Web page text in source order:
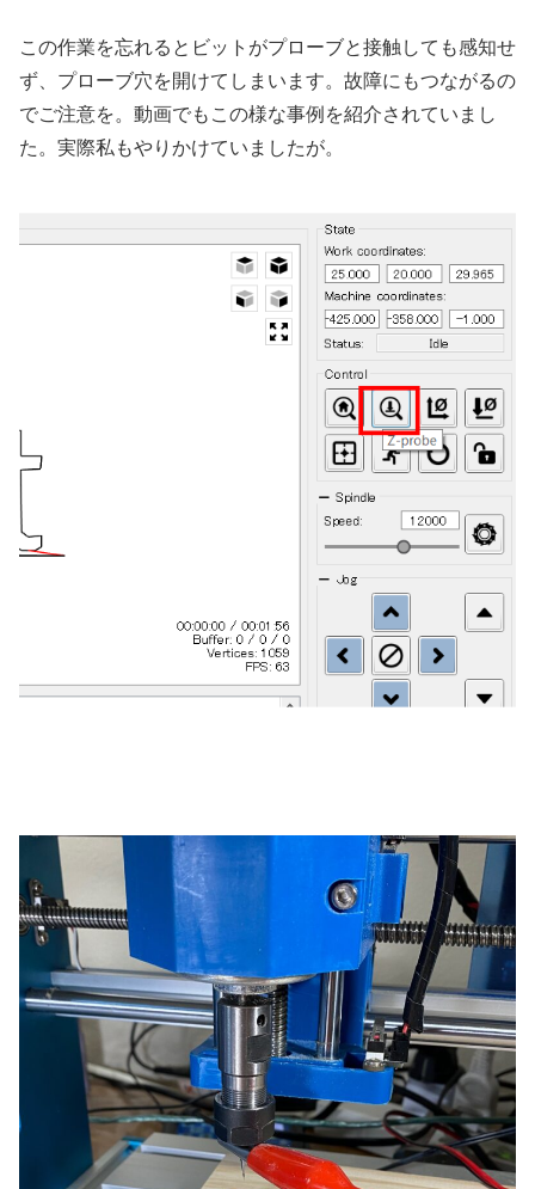
この作業を忘れるとビットがプローブと接触しても感知せ
ず、プローブ穴を開けてしまいます。故障にもつながるの
でご注意を。動画でもこの様な事例を紹介されていまし
た。実際私もやりかけていましたが。